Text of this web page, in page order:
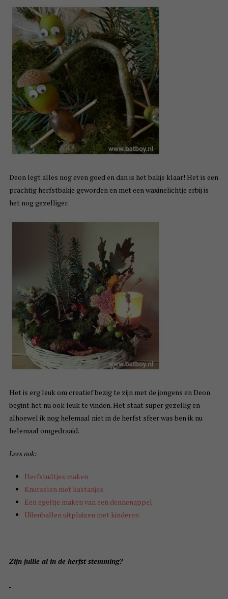
Deon legt alles nog even goed en dan is het bakje klaar! Het is een
prachtig herfstbakje geworden en met een waxinelichtje erbij is
het nog gezelliger.
Het is erg leuk om creatief bezig te zijn met de jongens en Deon
begint het nu ook leuk te vinden. Het staat super gezellig en
alhoewel ik nog helemaal niet in de herfst sfeer was ben ik nu
helemaal omgedraaid.
Lees ook:
Herfstuiltjes maken
Knutselen met kastanjes
Een egeltje maken van een dennenappel
Uilenballen uitpluizen met kinderen
Zijn jullie al in de herfst stemming?